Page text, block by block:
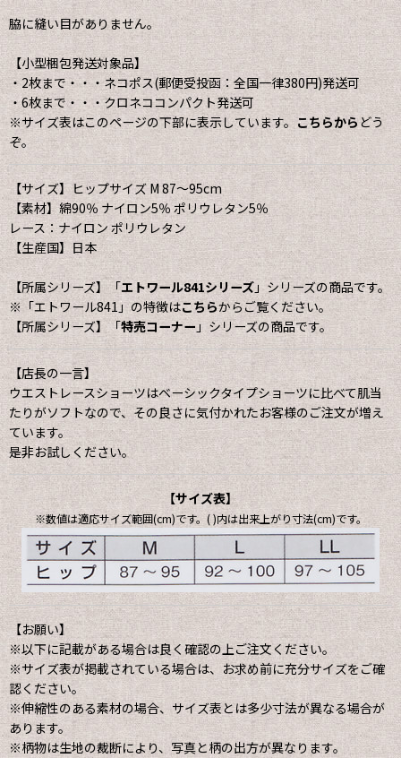
脇に縫い目がありません。
【小型梱包発送対象品】
・2枚まで・・・ネコポス(郵便受投函：全国一律380円)発送可
・6枚まで・・・クロネココンパクト発送可
※サイズ表はこのページの下部に表示しています。こちらからどう
ぞ。
【サイズ】ヒップサイズ M 87〜95cm
【素材】綿90％ ナイロン5％ ポリウレタン5％
レース：ナイロン ポリウレタン
【生産国】日本
【所属シリーズ】「エトワール841シリーズ」シリーズの商品です。
※「エトワール841」の特徴はこちらからご覧ください。
【所属シリーズ】「特売コーナー 」シリーズの商品です。
【店長の一言】
ウエストレースショーツはベーシックタイプショーツに比べて肌当
たりがソフトなので、その良さに気付かれたお客様のご注文が増え
ています。
是非お試しください。
【サイズ表】
※数値は適応サイズ範囲(cm)です。( )内は出来上がり寸法(cm)です。
【お願い】
※以下に記載がある場合は良く確認の上ご注文ください。
※サイズ表が掲載されている場合は、お求め前に充分サイズをご確
認ください。
※伸縮性のある素材の場合、サイズ表とは多少寸法が異なる場合が
あります。
※柄物は生地の裁断により、写真と柄の出方が異なります。